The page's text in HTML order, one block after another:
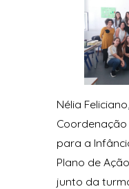
Nélia
para a
Plano de
junto da